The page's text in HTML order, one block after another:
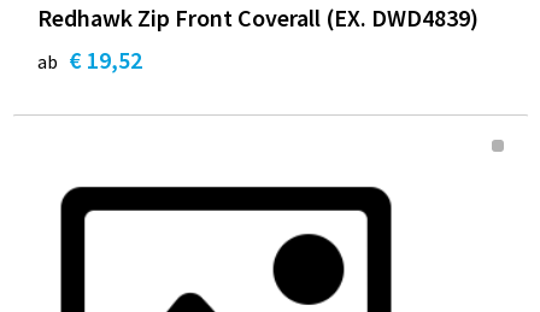
Redhawk Zip Front Coverall (EX. DWD4839)
ab € 19,52